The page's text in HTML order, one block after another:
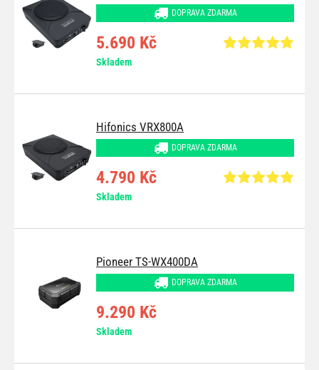
DOPRAVA ZDARMA
5.690 Kč
Skladem
Hifonics VRX800A
DOPRAVA ZDARMA
4.790 Kč
Skladem
Pioneer TS-WX400DA
DOPRAVA ZDARMA
9.290 Kč
Skladem